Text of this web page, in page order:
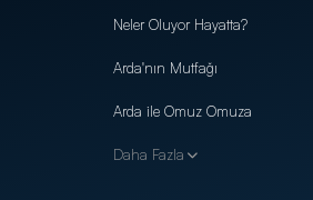
Neler Oluyor Hayatta?
Arda'nın Mutfağı
Arda ile Omuz Omuza
Daha Fazla